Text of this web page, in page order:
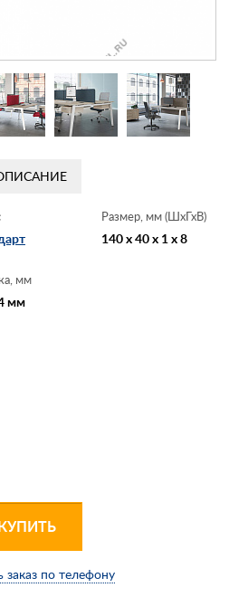
Размер, мм (ШхГхВ)
140 x 40 x 1 x 8
мм
мм
заказ по телефону